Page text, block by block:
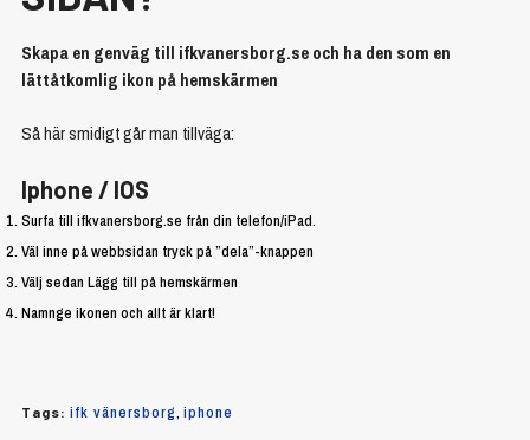
Skapa en genväg till ifkvanersborg.se och ha den som en
lättåtkomlig ikon på hemskärmen
Så här smidigt går man tillväga:
Iphone / IOS
Surfa till ifkvanersborg.se från din telefon/iPad.
Väl inne på webbsidan tryck på ”dela”-knappen
Välj sedan Lägg till på hemskärmen
Namnge ikonen och allt är klart!
Tags: ifk vänersborg, iphone